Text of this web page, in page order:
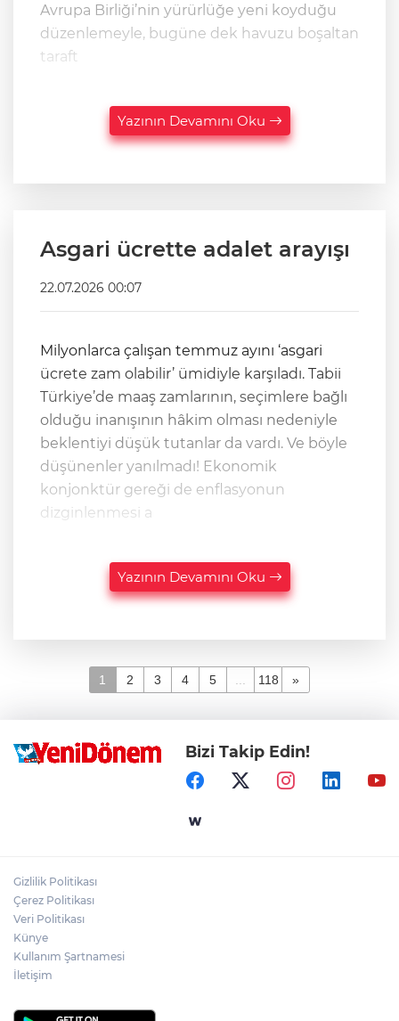
Avrupa Birliği’nin yürürlüğe yeni koyduğu
düzenlemeyle, bugüne dek havuzu boşaltan
taraft
Yazının Devamını Oku
Asgari ücrette adalet arayışı
22.07.2026 00:07
Milyonlarca çalışan temmuz ayını ‘asgari
ücrete zam olabilir’ ümidiyle karşıladı. Tabii
Türkiye’de maaş zamlarının, seçimlere bağlı
olduğu inanışının hâkim olması nedeniyle
beklentiyi düşük tutanlar da vardı. Ve böyle
düşünenler yanılmadı! Ekonomik
konjonktür gereği de enflasyonun
dizginlenmesi a
Yazının Devamını Oku
1 2 3 4 5 118 »
Bizi Takip Edin!
Gizlilik Politikası
Çerez Politikası
Veri Politikası
Künye
Kullanım Şartnamesi
İletişim